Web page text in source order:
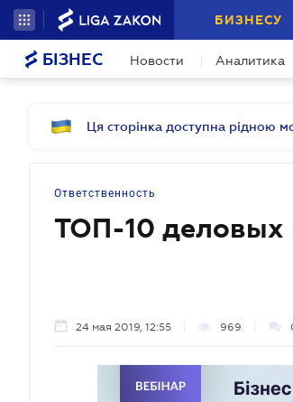
БИЗНЕСУ
БІЗНЕС Новости Аналитика
Ця сторінка доступна рідною
Ответственность
ТОП-10 деловых
24 мая 2019, 12:55 969